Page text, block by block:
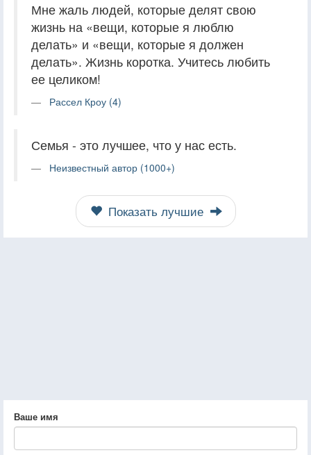
Мне жаль людей, которые делят свою
жизнь на «вещи, которые я люблю
делать» и «вещи, которые я должен
делать». Жизнь коротка. Учитесь любить
ее целиком!
Рассел Кроу (4)
Семья - это лучшее, что у нас есть.
Неизвестный автор (1000+)
Показать лучшие
Ваше имя